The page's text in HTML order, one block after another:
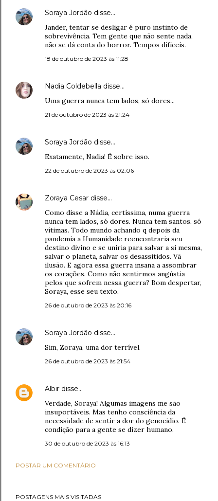
Soraya Jordão disse…
Jander, tentar se desligar é puro instinto de
sobrevivência. Tem gente que não sente nada,
não se dá conta do horror. Tempos difíceis.
18 de outubro de 2023 às 11:28
Nadia Coldebella disse…
Uma guerra nunca tem lados, só dores...
21 de outubro de 2023 às 21:24
Soraya Jordão disse…
Exatamente, Nadia! É sobre isso.
22 de outubro de 2023 às 02:06
Zoraya Cesar disse…
Como disse a Nádia, certíssima, numa guerra
nunca tem lados, só dores. Nunca tem santos, só
vítimas. Todo mundo achando q depois da
pandemia a Humanidade reencontraria seu
destino divino e se uniria para salvar a si mesma,
salvar o planeta, salvar os desassitidos. Vã
ilusão. E agora essa guerra insana a assombrar
os corações. Como não sentirmos angústia
pelos que sofrem nessa guerra? Bom despertar,
Soraya, esse seu texto.
26 de outubro de 2023 às 20:16
Soraya Jordão disse…
Sim, Zoraya, uma dor terrível.
26 de outubro de 2023 às 21:54
Albir disse…
Verdade, Soraya! Algumas imagens me são
insuportáveis. Mas tenho consciência da
necessidade de sentir a dor do genocídio. É
condição para a gente se dizer humano.
30 de outubro de 2023 às 16:13
POSTAR UM COMENTÁRIO
POSTAGENS MAIS VISITADAS